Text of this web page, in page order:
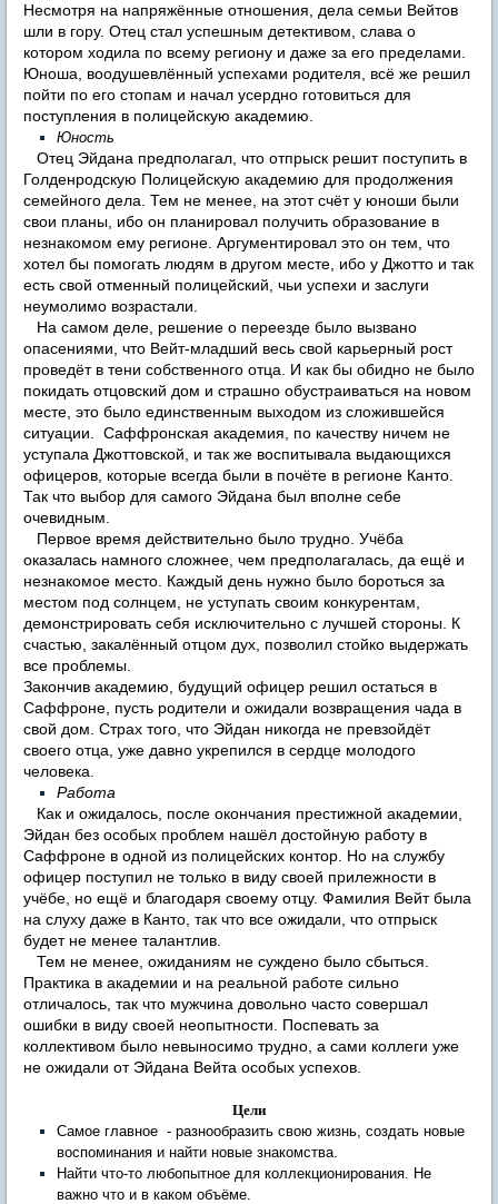
Несмотря на напряжённые отношения, дела семьи Вейтов
шли в гору. Отец стал успешным детективом, слава о
котором ходила по всему региону и даже за его пределами.
Юноша, воодушевлённый успехами родителя, всё же решил
пойти по его стопам и начал усердно готовиться для
поступления в полицейскую академию.
Юность
Отец Эйдана предполагал, что отпрыск решит поступить в
Голденродскую Полицейскую академию для продолжения
семейного дела. Тем не менее, на этот счёт у юноши были
свои планы, ибо он планировал получить образование в
незнакомом ему регионе. Аргументировал это он тем, что
хотел бы помогать людям в другом месте, ибо у Джотто и так
есть свой отменный полицейский, чьи успехи и заслуги
неумолимо возрастали.
На самом деле, решение о переезде было вызвано
опасениями, что Вейт-младший весь свой карьерный рост
проведёт в тени собственного отца. И как бы обидно не было
покидать отцовский дом и страшно обустраиваться на новом
месте, это было единственным выходом из сложившейся
ситуации. Саффронская академия, по качеству ничем не
уступала Джоттовской, и так же воспитывала выдающихся
офицеров, которые всегда были в почёте в регионе Канто.
Так что выбор для самого Эйдана был вполне себе
очевидным.
Первое время действительно было трудно. Учёба
оказалась намного сложнее, чем предполагалась, да ещё и
незнакомое место. Каждый день нужно было бороться за
местом под солнцем, не уступать своим конкурентам,
демонстрировать себя исключительно с лучшей стороны. К
счастью, закалённый отцом дух, позволил стойко выдержать
все проблемы.
Закончив академию, будущий офицер решил остаться в
Саффроне, пусть родители и ожидали возвращения чада в
свой дом. Страх того, что Эйдан никогда не превзойдёт
своего отца, уже давно укрепился в сердце молодого
человека.
Работа
​Как и ожидалось, после окончания престижной академии,
Эйдан без особых проблем нашёл достойную работу в
Саффроне в одной из полицейских контор. Но на службу
офицер поступил не только в виду своей прилежности в
учёбе, но ещё и благодаря своему отцу. Фамилия Вейт была
на слуху даже в Канто, так что все ожидали, что отпрыск
будет не менее талантлив.
Тем не менее, ожиданиям не суждено было сбыться.
Практика в академии и на реальной работе сильно
отличалось, так что мужчина довольно часто совершал
ошибки в виду своей неопытности. Поспевать за
коллективом было невыносимо трудно, а сами коллеги уже
не ожидали от Эйдана Вейта особых успехов.
Цели
Самое главное - разнообразить свою жизнь, создать новые
воспоминания и найти новые знакомства.
Найти что-то любопытное для коллекционирования. Не
важно что и в каком объёме.